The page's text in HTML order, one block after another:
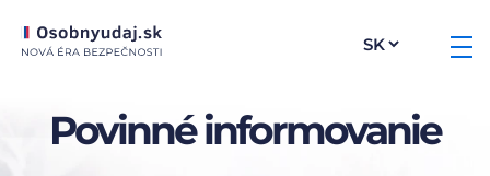
Povinné informovanie